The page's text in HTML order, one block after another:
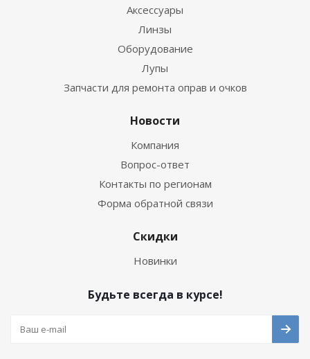
Аксессуары
Линзы
Оборудование
Лупы
Запчасти для ремонта оправ и очков
Новости
Компания
Вопрос-ответ
Контакты по регионам
Форма обратной связи
Скидки
Новинки
Будьте всегда в курсе!